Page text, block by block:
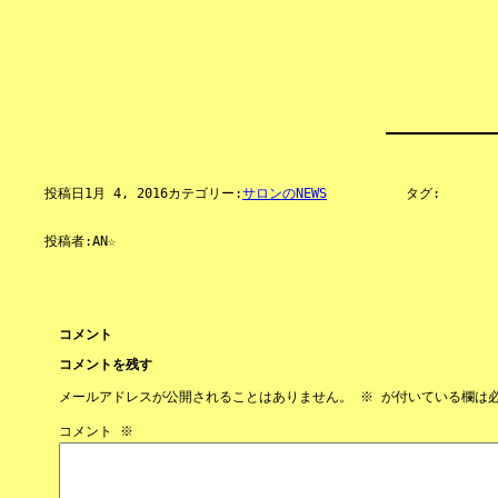
投稿日 1月 4, 2016カテゴリー:サロンのNEWS
投稿者:AN☆
タグ:
コメント
コメントを残す
メールアドレスが公開されることはありません。 ※ が付いている欄は
コメント ※